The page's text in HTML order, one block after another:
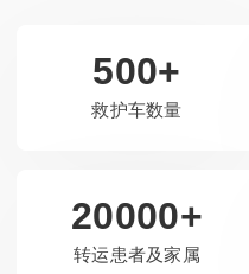
500+
救护车数量
20000+
转运患者及家属